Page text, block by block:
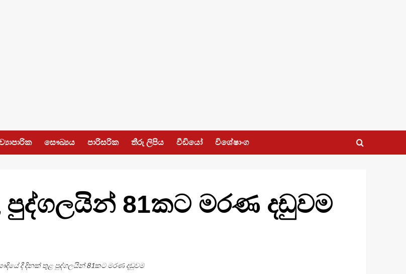
සෞඛ්‍යය පාරිසරික තීරු ලිපිය වීඩියෝ විශේෂාංග
81කට මරණ දඩුවම
දී දිනක් තුළ පුද්ගලයින් 81කට මරණ දඩුවම